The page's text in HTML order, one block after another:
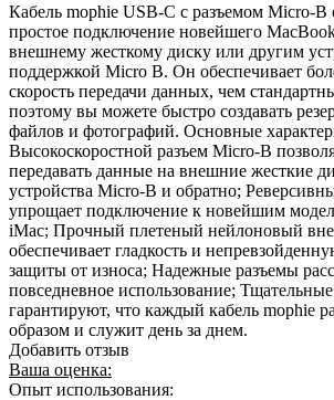
Кабель mophie USB-C с разъемом Micro-B
простое подключение новейшего
внешнему жесткому диску или другим
поддержкой Micro B. Он обеспечивает
скорость передачи данных, чем
поэтому вы можете быстро создавать
файлов и фотографий. Основные
Высокоскоростной разъем Micro-B
передавать данные на внешние жесткие
устройства Micro-B и обратно;
упрощает подключение к новейшим
iMac; Прочный плетеный нейлоновый
обеспечивает гладкость и
защиты от износа; Надежные разъемы
повседневное использование;
гарантируют, что каждый кабель mophie
образом и служит день за днем.
Добавить отзыв
Ваша оценка:
Опыт использования: